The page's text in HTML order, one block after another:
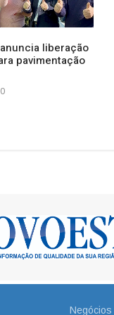
liberação
pavimentação
Negócios